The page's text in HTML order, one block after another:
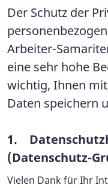
Der Schutz der
Arbeiter-
eine sehr hohe
wichtig, Ihnen
Daten speichern
1.
(Datenschutz-
Vielen Dank für Ihr